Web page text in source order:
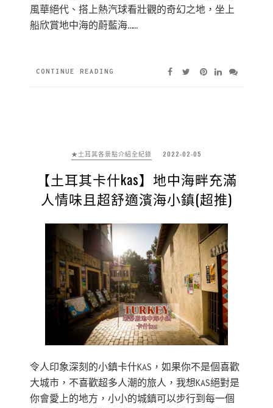
風華絕代、搭上熱汽球看壯觀的奇幻之地，坐上
船欣賞地中海的蔚藍海……
CONTINUE READING
★土耳其各景點介紹全紀錄 2022-02-05
【土耳其卡什kas】地中海畔充滿
人情味且超舒適濱海小鎮(超推)
令人印象深刻的小鎮卡什KAS，如果你不是個喜歡
大城市，不喜歡超多人潮的旅人，我想KAS絕對是
你會愛上的地方，小小的城鎮可以步行到每一個